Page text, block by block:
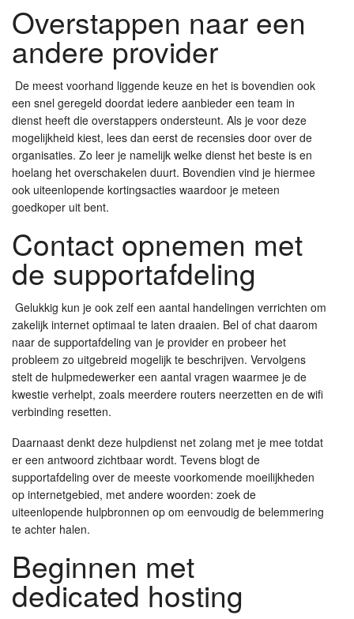
Overstappen naar een
andere provider
De meest voorhand liggende keuze en het is bovendien ook
een snel geregeld doordat iedere aanbieder een team in
dienst heeft die overstappers ondersteunt. Als je voor deze
mogelijkheid kiest, lees dan eerst de recensies door over de
organisaties. Zo leer je namelijk welke dienst het beste is en
hoelang het overschakelen duurt. Bovendien vind je hiermee
ook uiteenlopende kortingsacties waardoor je meteen
goedkoper uit bent.
Contact opnemen met
de supportafdeling
Gelukkig kun je ook zelf een aantal handelingen verrichten om
zakelijk internet optimaal te laten draaien. Bel of chat daarom
naar de supportafdeling van je provider en probeer het
probleem zo uitgebreid mogelijk te beschrijven. Vervolgens
stelt de hulpmedewerker een aantal vragen waarmee je de
kwestie verhelpt, zoals meerdere routers neerzetten en de wifi
verbinding resetten.
Daarnaast denkt deze hulpdienst net zolang met je mee totdat
er een antwoord zichtbaar wordt. Tevens blogt de
supportafdeling over de meeste voorkomende moeilijkheden
op internetgebied, met andere woorden: zoek de
uiteenlopende hulpbronnen op om eenvoudig de belemmering
te achter halen.
Beginnen met
dedicated hosting